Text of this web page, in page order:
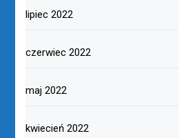
lipiec 2022
czerwiec 2022
maj 2022
kwiecień 2022